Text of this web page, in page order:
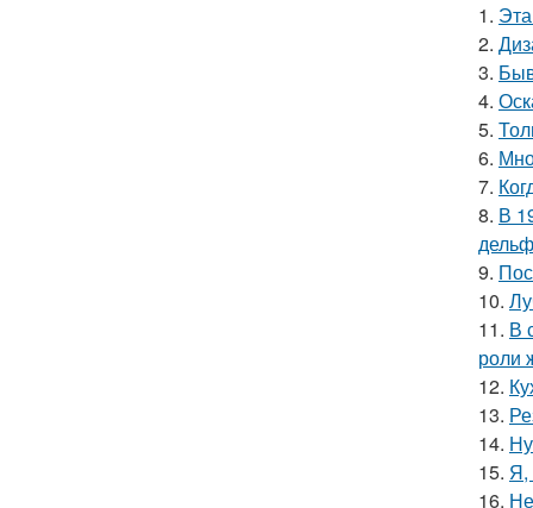
1.
2.
3.
4.
5.
6.
7.
8. В
9.
10.
11. В
роли
12.
13.
14.
15. Я,
16.